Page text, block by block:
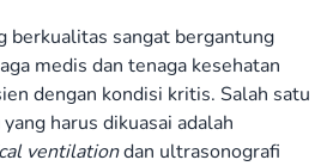
berkualitas sangat bergantung
medis dan tenaga kesehatan
dengan kondisi kritis. Salah satu
harus dikuasai adalah
ventilationdan ultrasonografi